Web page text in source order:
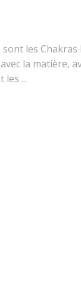
les Chakras
la matière,
les